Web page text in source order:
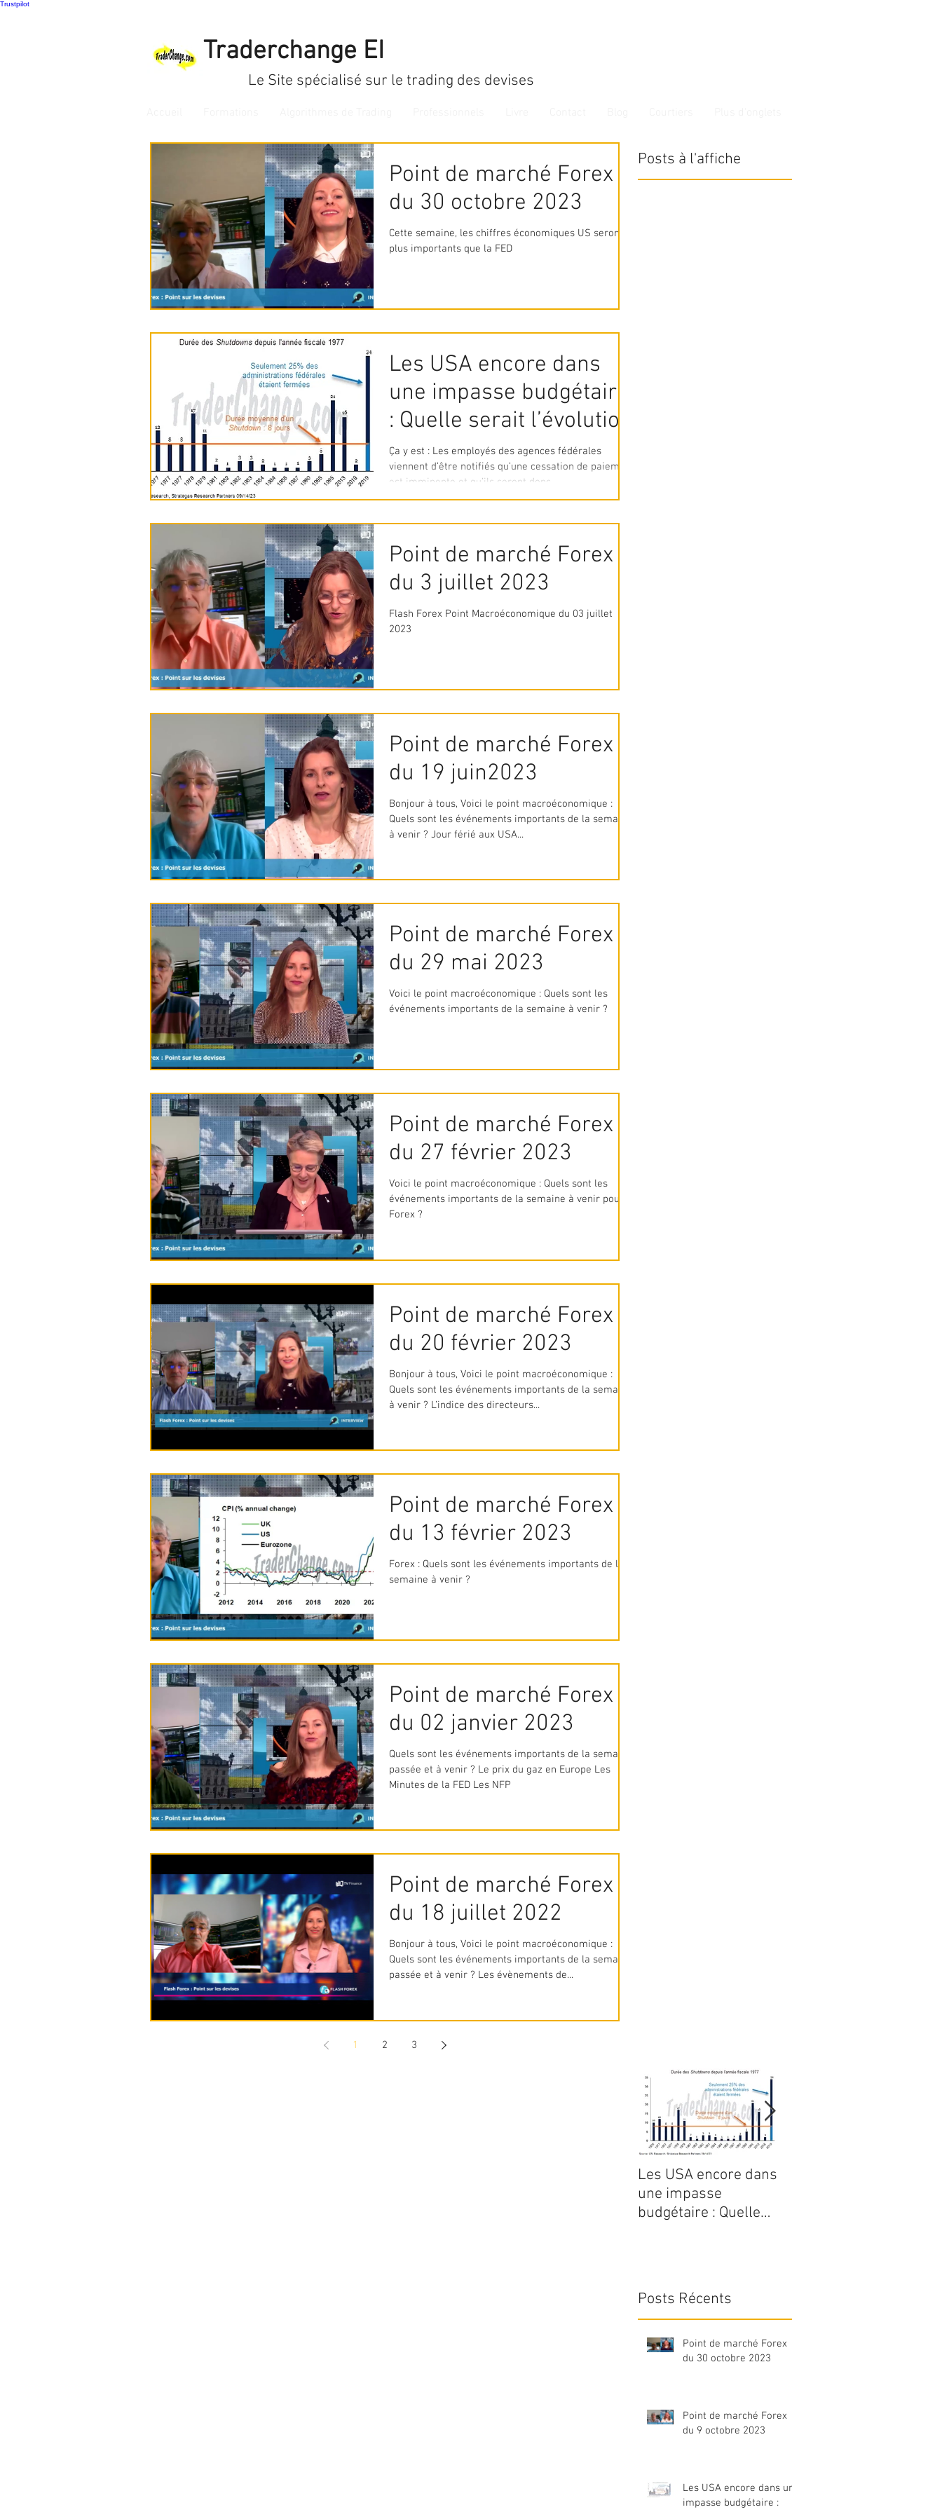
Trustpilot
Traderchange EI
Le Site spécialisé sur le trading des devises
Point de marché Forex
du 30 octobre 2023
Cette semaine, les chiffres économiques US seront
plus importants que la FED
Les USA encore dans
une impasse budgétaire
: Quelle serait l’évolution
du dollar ?
Ça y est : Les employés des agences fédérales
viennent d’être notifiés qu’une cessation de paiement
est imminente et qu’ils seront donc...
Point de marché Forex
du 3 juillet 2023
Flash Forex Point Macroéconomique du 03 juillet
2023
Point de marché Forex
du 19 juin2023
Bonjour à tous, Voici le point macroéconomique :
Quels sont les événements importants de la semaine
à venir ? Jour férié aux USA...
Point de marché Forex
du 29 mai 2023
Voici le point macroéconomique : Quels sont les
événements importants de la semaine à venir ?
Point de marché Forex
du 27 février 2023
Voici le point macroéconomique : Quels sont les
événements importants de la semaine à venir pour le
Forex ?
Point de marché Forex
du 20 février 2023
Bonjour à tous, Voici le point macroéconomique :
Quels sont les événements importants de la semaine
à venir ? L’indice des directeurs...
Point de marché Forex
du 13 février 2023
Forex : Quels sont les événements importants de la
semaine à venir ?
Point de marché Forex
du 02 janvier 2023
Quels sont les événements importants de la semaine
passée et à venir ? Le prix du gaz en Europe Les
Minutes de la FED Les NFP
Point de marché Forex
du 18 juillet 2022
Bonjour à tous, Voici le point macroéconomique :
Quels sont les événements importants de la semaine
passée et à venir ? Les évènements de...
1 2 3
Posts à l'affiche
Les USA encore dans
une impasse
budgétaire : Quelle
Posts Récents
Point de marché Forex
du 30 octobre 2023
Point de marché Forex
du 9 octobre 2023
Les USA encore dans une
impasse budgétaire :